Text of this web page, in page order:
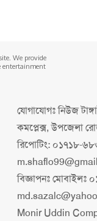
We provide
entertainment
যোগাযোগঃ নিউজ
কমপ্লেক্স, উপজেলা
রিপোটিং: ০১৭১৮-
বিজ্ঞাপনঃ মোবাইলঃ
Monir Uddin